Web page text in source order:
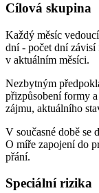
Cílová skupina
Každý měsíc
dní - počet dní závisí
v aktuálním měsíci.
Nezbytným
přizpůsobení formy
zájmu, aktuálního
V současné době se
O míře zapojení do
přání.
Speciální rizika